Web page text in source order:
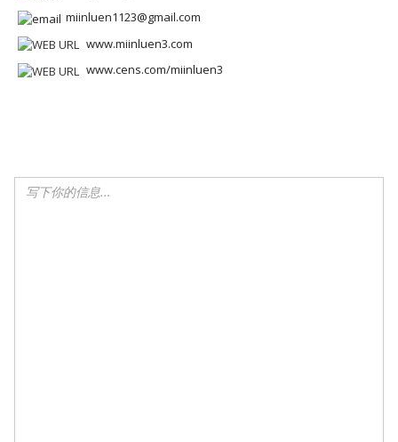
miinluen1123@gmail.com
www.miinluen3.com
www.cens.com/miinluen3